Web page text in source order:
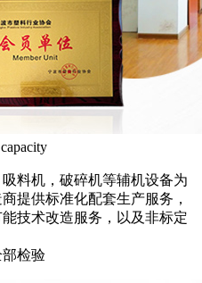
料机，破碎机等辅机设备为
提供标准化配套生产服务，
技术改造服务，以及非标定
检验